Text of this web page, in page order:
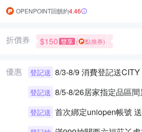
OPENPOINT回饋約4.46
折價券 $150 雙享 ( 點換券)
優惠 登記送
登記送
登記送